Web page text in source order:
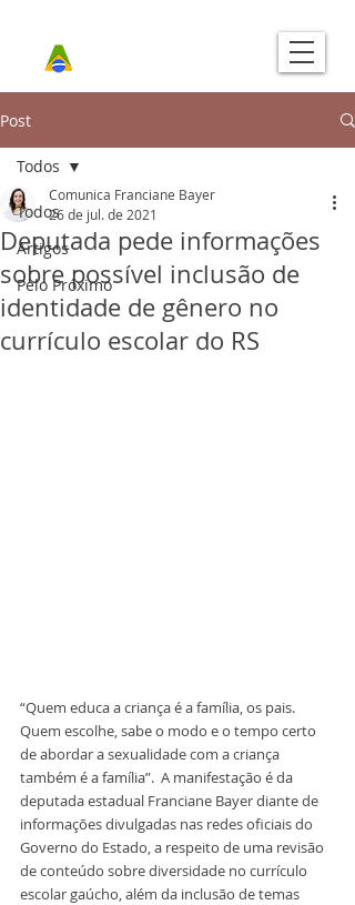
Post
Todos
Artigos
Pelo Próximo
Todos
Deputada pede informações
sobre possível inclusão de
identidade de gênero no
currículo escolar do RS
Comunica Franciane Bayer
26 de jul. de 2021
“Quem educa a criança é a família, os pais.
Quem escolhe, sabe o modo e o tempo certo
de abordar a sexualidade com a criança
também é a família”.  A manifestação é da
deputada estadual Franciane Bayer diante de
informações divulgadas nas redes oficiais do
Governo do Estado, a respeito de uma revisão
de conteúdo sobre diversidade no currículo
escolar gaúcho, além da inclusão de temas